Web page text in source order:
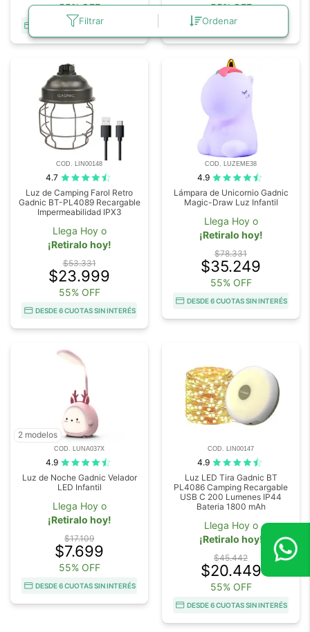
Filtrar Ordenar
55% OFF
DESDE 6 CUOTAS SIN INTERÉS
55% OFF
DESDE 6 CUOTAS SIN INTERÉS
COD. LIN00148
4.7
Luz de Camping Farol Retro
Gadnic BT-PL4089 Recargable
Impermeabilidad IPX3
Llega Hoy o
¡Retiralo hoy!
$53.331
$23.999
55% OFF
DESDE 6 CUOTAS SIN INTERÉS
COD. LUZEME38
4.9
Lámpara de Unicornio Gadnic
Magic-Draw Luz Infantil
Llega Hoy o
¡Retiralo hoy!
$78.331
$35.249
55% OFF
DESDE 6 CUOTAS SIN INTERÉS
2 modelos
COD. LUNA037X
4.9
Luz de Noche Gadnic Velador
LED Infantil
Llega Hoy o
¡Retiralo hoy!
$17.109
$7.699
55% OFF
DESDE 6 CUOTAS SIN INTERÉS
COD. LIN00147
4.9
Luz LED Tira Gadnic BT
PL4086 Camping Recargable
USB C 200 Lumenes IP44
Bateria 1800 mAh
Llega Hoy o
¡Retiralo hoy!
$45.442
$20.449
55% OFF
DESDE 6 CUOTAS SIN INTERÉS